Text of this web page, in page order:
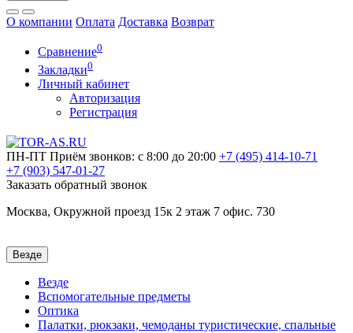
О компании Оплата Доставка Возврат
Сравнение0
Закладки0
Личный кабинет
Авторизация
Регистрация
ПН-ПТ Приём звонков: с 8:00 до 20:00 +7 (495) 414-10-71
+7 (903) 547-01-27
Заказать обратный звонок
Москва, Окружной проезд 15к 2 этаж 7 офис. 730
Везде
Везде
Вспомогательные предметы
Оптика
Палатки, рюкзаки, чемоданы туристические, спальные